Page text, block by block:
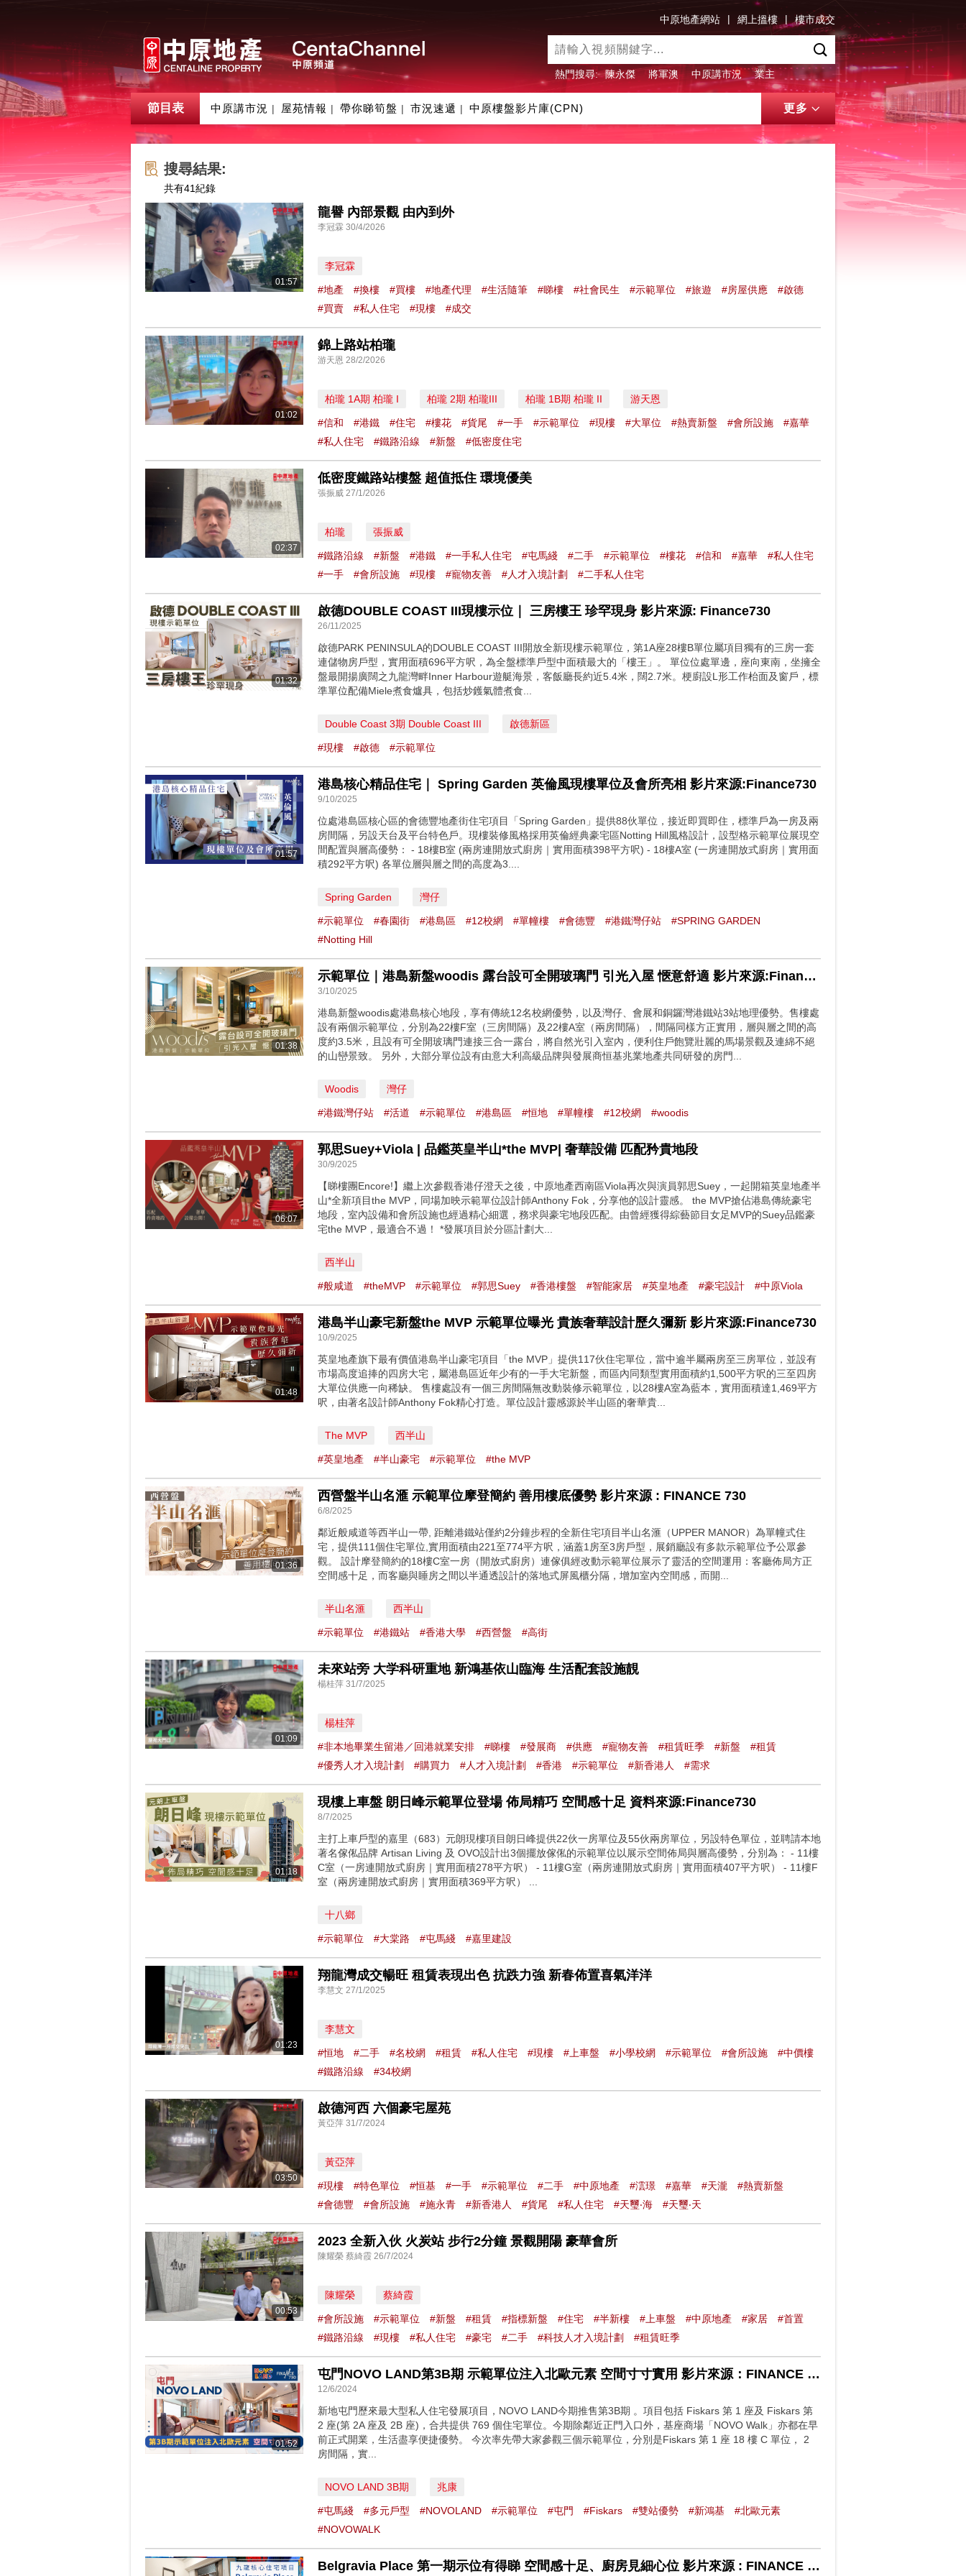
中原地產網站 | 網上搵樓 | 樓市成交
熱門搜尋: 陳永傑 將軍澳 中原講市況 業主
節目表 中原講市況 | 屋苑情報 | 帶你睇筍盤 | 市況速遞 | 中原樓盤影片庫(CPN) 更多
搜尋結果:
共有41紀錄
01:57
龍譽 內部景觀 由內到外
李冠霖 30/4/2026
李冠霖
#地產 #換樓 #買樓 #地產代理 #生活隨筆 #睇樓 #社會民生 #示範單位 #旅遊 #房屋供應
#啟德
#買賣
#私人住宅 #現樓 #成交
01:02
錦上路站柏瓏
游天恩 28/2/2026
柏瓏 1A期 柏瓏 I 柏瓏 2期 柏瓏III 柏瓏 1B期 柏瓏 II 游天恩
#信和 #港鐵 #住宅 #樓花 #貨尾 #一手 #示範單位 #現樓 #大單位 #熱賣新盤 #會所設施
#嘉華
#私人住宅
#鐵路沿線 #新盤 #低密度住宅
02:37
低密度鐵路站樓盤 超值抵住 環境優美
張振威 27/1/2026
柏瓏 張振威
#鐵路沿線 #新盤 #港鐵 #一手私人住宅 #屯馬綫 #二手 #示範單位 #樓花 #信和 #嘉華
#私人住宅
#一手
#會所設施 #現樓 #寵物友善 #人才入境計劃 #二手私人住宅
01:32
啟德DOUBLE COAST III現樓示位｜ 三房樓王 珍罕現身 影片來源: Finance730
26/11/2025
啟德PARK PENINSULA的DOUBLE COAST III開放全新現樓示範單位，第1A座28樓B單位屬項目獨有的三房一套
連儲物房戶型，實用面積696平方呎，為全盤標準戶型中面積最大的「樓王」。 單位位處單邊，座向東南，坐擁全
盤最開揚廣闊之九龍灣畔Inner Harbour遊艇海景，客飯廳長約近5.4米，闊2.7米。梗廚設L形工作枱面及窗戶，標
準單位配備Miele煮食爐具，包括炒鑊氣體煮食...
Double Coast 3期 Double Coast III 啟德新區
#現樓 #啟德 #示範單位
01:57
港島核心精品住宅｜ Spring Garden 英倫風現樓單位及會所亮相 影片來源:Finance730
9/10/2025
位處港島區核心區的會德豐地產街住宅項目「Spring Garden」提供88伙單位，接近即買即住，標準戶為一房及兩
房間隔，另設天台及平台特色戶。現樓裝修風格採用英倫經典豪宅區Notting Hill風格設計，設型格示範單位展現空
間配置與層高優勢： - 18樓B室 (兩房連開放式廚房｜實用面積398平方呎) - 18樓A室 (一房連開放式廚房｜實用面
積292平方呎) 各單位層與層之間的高度為3....
Spring Garden 灣仔
#示範單位 #春園街 #港島區 #12校網 #單幢樓 #會德豐 #港鐵灣仔站
#SPRING GARDEN
#Notting Hill
01:38
示範單位｜港島新盤woodis 露台設可全開玻璃門 引光入屋 愜意舒適 影片來源:Finance730
3/10/2025
港島新盤woodis處港島核心地段，享有傳統12名校網優勢，以及灣仔、會展和銅鑼灣港鐵站3站地理優勢。售樓處
設有兩個示範單位，分別為22樓F室（三房間隔）及22樓A室（兩房間隔），間隔同樣方正實用，層與層之間的高
度約3.5米，且設有可全開玻璃門連接三合一露台，將自然光引入室內，便利住戶飽覽壯麗的馬場景觀及連綿不絕
的山巒景致。 另外，大部分單位設有由意大利高級品牌與發展商恒基兆業地產共同研發的房門...
Woodis 灣仔
#港鐵灣仔站 #活道 #示範單位 #港島區 #恒地 #單幢樓 #12校網 #woodis
06:07
郭思Suey+Viola | 品鑑英皇半山*the MVP| 奢華設備 匹配矜貴地段
30/9/2025
【睇樓團Encore!】繼上次參觀香港仔澄天之後，中原地產西南區Viola再次與演員郭思Suey，一起開箱英皇地產半
山*全新項目the MVP，同場加映示範單位設計師Anthony Fok，分享他的設計靈感。 the MVP搶佔港島傳統豪宅
地段，室內設備和會所設施也經過精心細選，務求與豪宅地段匹配。由曾經獲得綜藝節目女足MVP的Suey品鑑豪
宅the MVP，最適合不過！ *發展項目於分區計劃大...
西半山
#般咸道 #theMVP #示範單位 #郭思Suey #香港樓盤 #智能家居 #英皇地產 #豪宅設計 #中原Viola
01:48
港島半山豪宅新盤the MVP 示範單位曝光 貴族奢華設計歷久彌新 影片來源:Finance730
10/9/2025
英皇地產旗下最有價值港島半山豪宅項目「the MVP」提供117伙住宅單位，當中逾半屬兩房至三房單位，並設有
市場高度追捧的四房大宅，屬港島區近年少有的一手大宅新盤，而區內同類型實用面積約1,500平方呎的三至四房
大單位供應一向稀缺。 售樓處設有一個三房間隔無改動裝修示範單位，以28樓A室為藍本，實用面積達1,469平方
呎，由著名設計師Anthony Fok精心打造。單位設計靈感源於半山區的奢華貴...
The MVP 西半山
#英皇地產 #半山豪宅 #示範單位 #the MVP
01:36
西營盤半山名滙 示範單位摩登簡約 善用樓底優勢 影片來源 : FINANCE 730
6/8/2025
鄰近般咸道等西半山一帶, 距離港鐵站僅約2分鐘步程的全新住宅項目半山名滙（UPPER MANOR）為單幢式住
宅，提供111個住宅單位,實用面積由221至774平方呎，涵蓋1房至3房戶型，展銷廳設有多款示範單位予公眾參
觀。 設計摩登簡約的18樓C室一房（開放式廚房）連傢俱經改動示範單位展示了靈活的空間運用：客廳佈局方正
空間感十足，而客廳與睡房之間以半通透設計的落地式屏風櫃分隔，增加室內空間感，而開...
半山名滙 西半山
#示範單位 #港鐵站 #香港大學 #西營盤 #高街
01:09
未來站旁 大学科研重地 新鴻基依山臨海 生活配套設施靚
楊桂萍 31/7/2025
楊桂萍
#非本地畢業生留港／回港就業安排 #睇樓 #發展商 #供應 #寵物友善 #租賃旺季 #新盤
#租賃
#優秀人才入境計劃
#購買力 #人才入境計劃 #香港 #示範單位 #新香港人 #需求
01:18
現樓上車盤 朗日峰示範單位登場 佈局精巧 空間感十足 資料來源:Finance730
8/7/2025
主打上車戶型的嘉里（683）元朗現樓項目朗日峰提供22伙一房單位及55伙兩房單位，另設特色單位，並聘請本地
著名傢俬品牌 Artisan Living 及 OVO設計出3個擺放傢俬的示範單位以展示空間佈局與層高優勢，分別為： - 11樓
C室（一房連開放式廚房｜實用面積278平方呎） - 11樓G室（兩房連開放式廚房｜實用面積407平方呎） - 11樓F
室（兩房連開放式廚房｜實用面積369平方呎） ...
十八鄉
#示範單位 #大棠路 #屯馬綫 #嘉里建設
01:23
翔龍灣成交暢旺 租賃表現出色 抗跌力強 新春佈置喜氣洋洋
李慧文 27/1/2025
李慧文
#恒地 #二手 #名校網 #租賃 #私人住宅 #現樓 #上車盤 #小學校網 #示範單位 #會所設施
#中價樓
#鐵路沿線
#34校網
03:50
啟德河西 六個豪宅屋苑
黃亞萍 31/7/2024
黃亞萍
#現樓 #特色單位 #恒基 #一手 #示範單位 #二手 #中原地產 #澐璟 #嘉華 #天瀧
#熱賣新盤
#會德豐
#會所設施 #施永青 #新香港人 #貨尾 #私人住宅 #天璽‧海 #天璽‧天
00:53
2023 全新入伙 火炭站 步行2分鐘 景觀開陽 豪華會所
陳耀榮 蔡綺霞 26/7/2024
陳耀榮 蔡綺霞
#會所設施 #示範單位 #新盤 #租賃 #指標新盤 #住宅 #半新樓 #上車盤 #中原地產 #家居
#首置
#鐵路沿線
#現樓 #私人住宅 #豪宅 #二手 #科技人才入境計劃 #租賃旺季
01:52
屯門NOVO LAND第3B期 示範單位注入北歐元素 空間寸寸實用 影片來源：FINANCE 730
12/6/2024
新地屯門歷來最大型私人住宅發展項目，NOVO LAND今期推售第3B期 。項目包括 Fiskars 第 1 座及 Fiskars 第
2 座(第 2A 座及 2B 座)，合共提供 769 個住宅單位。今期除鄰近正門入口外，基座商場「NOVO Walk」亦都在早
前正式開業，生活盡享便捷優勢。 今次率先帶大家參觀三個示範單位，分別是Fiskars 第 1 座 18 樓 C 單位， 2
房間隔，實...
NOVO LAND 3B期 兆康
#屯馬綫 #多元戶型 #NOVOLAND #示範單位 #屯門 #Fiskars #雙站優勢 #新鴻基
#北歐元素
#NOVOWALK
Belgravia Place 第一期示位有得睇 空間感十足、廚房見細心位 影片來源 : FINANCE 730